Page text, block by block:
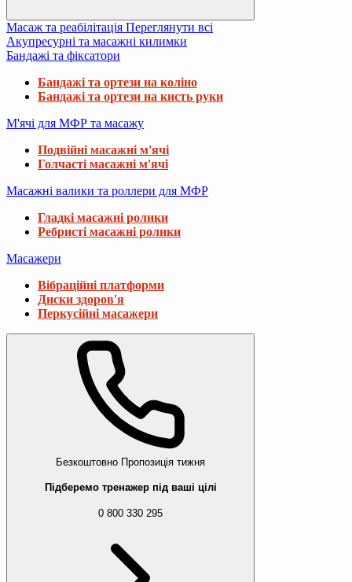
Масаж та реабілітація Переглянути всі
Акупресурні та масажні килимки
Бандажі та фіксатори
Бандажі та ортези на коліно
Бандажі та ортези на кисть руки
М'ячі для МФР та масажу
Подвійні масажні м'ячі
Голчасті масажні м'ячі
Масажні валики та роллери для МФР
Гладкі масажні ролики
Ребристі масажні ролики
Масажери
Вібраційні платформи
Диски здоров'я
Перкусійні масажери
Безкоштовно Пропозиція тижня
Підберемо тренажер під ваші цілі
0 800 330 295